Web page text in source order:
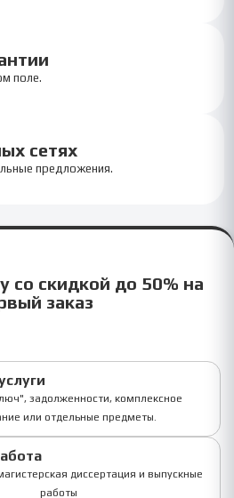
поле.
сетях
предложения.
со скидкой до 50% на
заказ
задолженности, комплексное
или отдельные предметы.
диссертация и выпускные
работы